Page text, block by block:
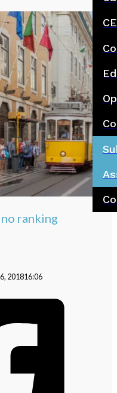
ranking
201816:06